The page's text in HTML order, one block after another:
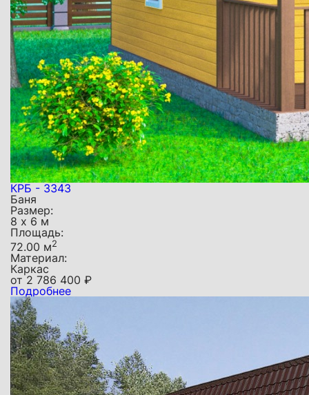
КРБ - 3343
Баня
Размер:
8 х 6 м
Площадь:
72.00 м2
Материал:
Каркас
от2 786 400 ₽
Подробнее